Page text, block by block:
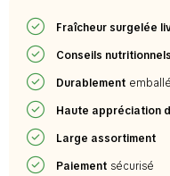
Fraîcheur surgelée
Conseils nutritionnels
Durablement emballé
Haute appréciation
Large assortiment
Paiement sécurisé